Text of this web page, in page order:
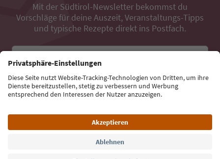
Mit der Südtirol-Newsletter bekommst du
Vorschläge für deine Auszeit, Veranstaltungs-Tipps
und typische Rezepte direkt ins Postfach.
Jetzt anmelden